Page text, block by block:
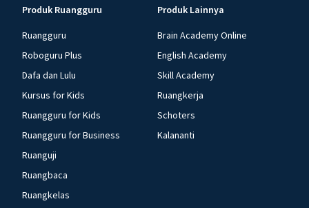
Produk Ruangguru
Ruangguru
Roboguru Plus
Dafa dan Lulu
Kursus for Kids
Ruangguru for Kids
Ruangguru for Business
Ruanguji
Ruangbaca
Ruangkelas
Produk Lainnya
Brain Academy Online
English Academy
Skill Academy
Ruangkerja
Schoters
Kalananti